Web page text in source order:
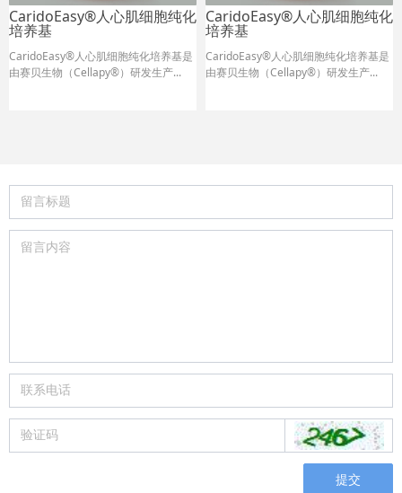
CaridoEasy®人心肌细胞纯化
培养基
CaridoEasy®人心肌细胞纯化培养基是
由赛贝生物（Cellapy®）研发生产...
CaridoEasy®人心肌细胞纯化
培养基
CaridoEasy®人心肌细胞纯化培养基是
由赛贝生物（Cellapy®）研发生产...
提交